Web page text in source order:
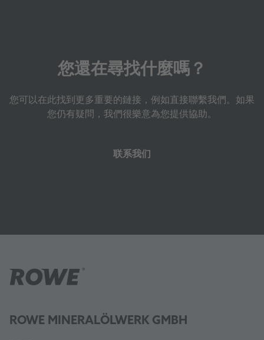
您還在尋找什麼嗎？
您可以在此找到更多重要的鏈接，例如直接聯繫我們。如果
您仍有疑問，我們很樂意為您提供協助。
联系我们
ROWE MINERALÖLWERK GMBH